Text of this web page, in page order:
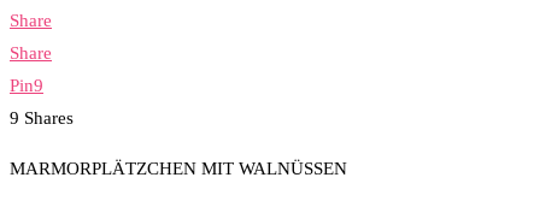
Share
Share
Pin9
9 Shares
MARMORPLÄTZCHEN MIT WALNÜSSEN